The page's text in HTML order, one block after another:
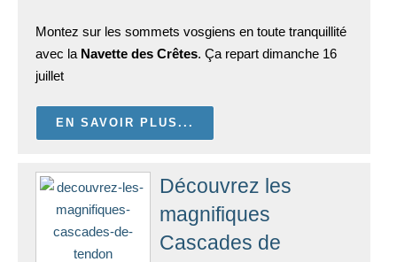
Montez sur les sommets vosgiens en toute tranquillité
avec la Navette des Crêtes. Ça repart dimanche 16
juillet
EN SAVOIR PLUS...
Découvrez les
magnifiques
Cascades de